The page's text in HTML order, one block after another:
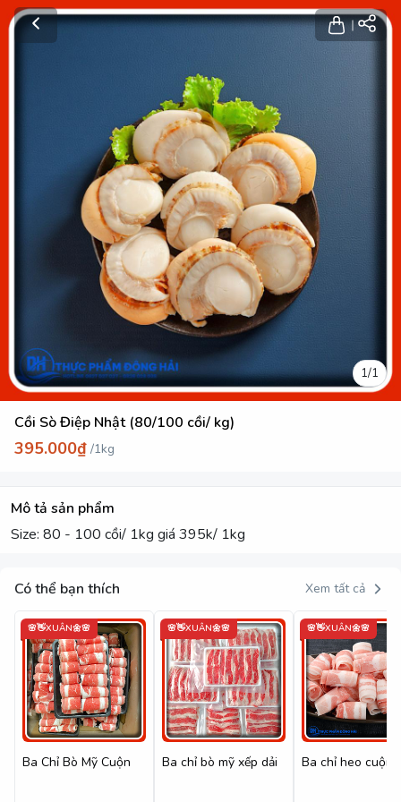
1/1
Cồi Sò Điệp Nhật (80/100 cồi/ kg)
395.000₫ /1kg
Mô tả sản phẩm
Size: 80 - 100 cồi/ 1kg giá 395k/ 1kg
Có thể bạn thích Xem tất cả
🌸👋XUÂN🌼🌸
Ba Chỉ Bò Mỹ Cuộn
🌸👋XUÂN🌼🌸
Ba chỉ bò mỹ xếp dải
🌸👋XUÂN🌼🌸
Ba chỉ heo cuộn